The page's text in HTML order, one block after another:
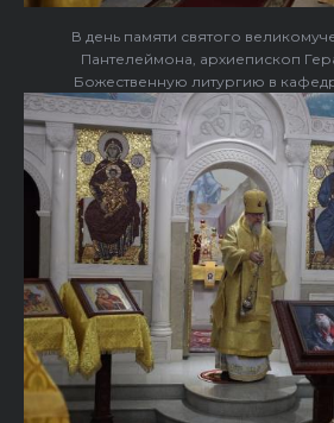
В день памяти святого
Пантелеймона, архиепископ
Божественную литургию в